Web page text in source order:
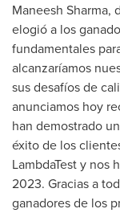
Maneesh Sharma,
elogió a los
fundamentales
alcanzaríamos
sus desafíos de
anunciamos hoy
han demostrado
éxito de los
LambdaTest y nos
2023. Gracias a
ganadores de los